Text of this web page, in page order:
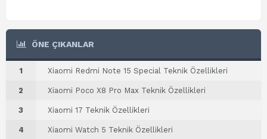
ÖNE ÇIKANLAR
1 Xiaomi Redmi Note 15 Special Teknik Özellikleri
2 Xiaomi Poco X8 Pro Max Teknik Özellikleri
3 Xiaomi 17 Teknik Özellikleri
4 Xiaomi Watch 5 Teknik Özellikleri